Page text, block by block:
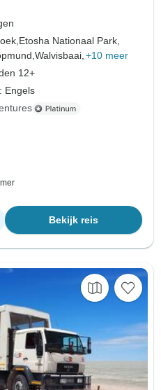
Etosha Nationaal Park,
Walvisbaai, +10 meer
12+
Engels
Bekijk reis